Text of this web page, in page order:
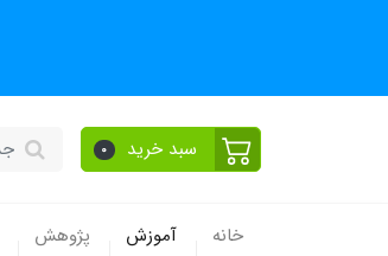
سبد خرید 0
خانه آموزش پژوهش